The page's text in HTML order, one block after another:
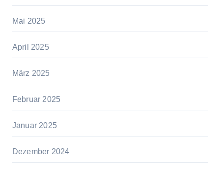
Mai 2025
April 2025
März 2025
Februar 2025
Januar 2025
Dezember 2024